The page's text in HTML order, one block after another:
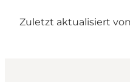
Zuletzt aktualisiert